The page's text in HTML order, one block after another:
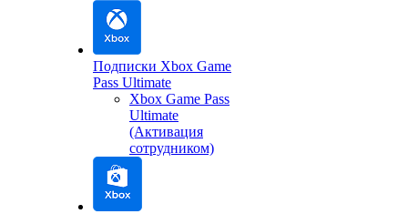
Подписки Xbox Game
Pass Ultimate
Xbox Game Pass
Ultimate
(Активация
сотрудником)